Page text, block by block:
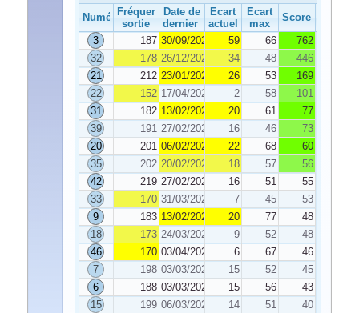
NuméroFréquence de
sortie
Date de
dernier tirage
Écart
actuel
Écart
max
Score
3
187 30/09/2025 59 66
762
32
178 26/12/2025 34 48
446
21
212 23/01/2026 26 53
169
22
152 17/04/2026 2 58
101
31
182 13/02/2026 20 61
77
39
191 27/02/2026 16 46
73
20
201 06/02/2026 22 68
60
35
202 20/02/2026 18 57
56
42
219 27/02/2026 16 51
55
33
170 31/03/2026 7 45
53
9
183 13/02/2026 20 77
48
18
173 24/03/2026 9 52
48
46
170 03/04/2026 6 67
46
7
198 03/03/2026 15 52
45
6
188 03/03/2026 15 56
43
15
199 06/03/2026 14 51
40